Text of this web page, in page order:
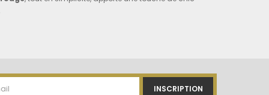
de verdure.
INSCRIPTION